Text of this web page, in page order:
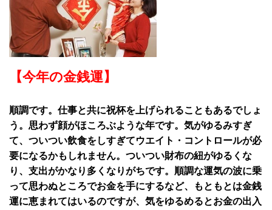
【今年の金銭運】
順調です。仕事と共に祝杯を上げられることもあるでしょ
う。思わず顔がほころぶような年です。気がゆるみすぎ
て、ついつい飲食をしすぎてウエイト・コントロールが必
要になるかもしれません。ついつい財布の紐がゆるくな
り、支出がかなり多くなりがちです。順調な運気の波に乗
って思わぬところでお金を手にするなど、もともとは金銭
運に恵まれてはいるのですが、気をゆるめるとお金の出入